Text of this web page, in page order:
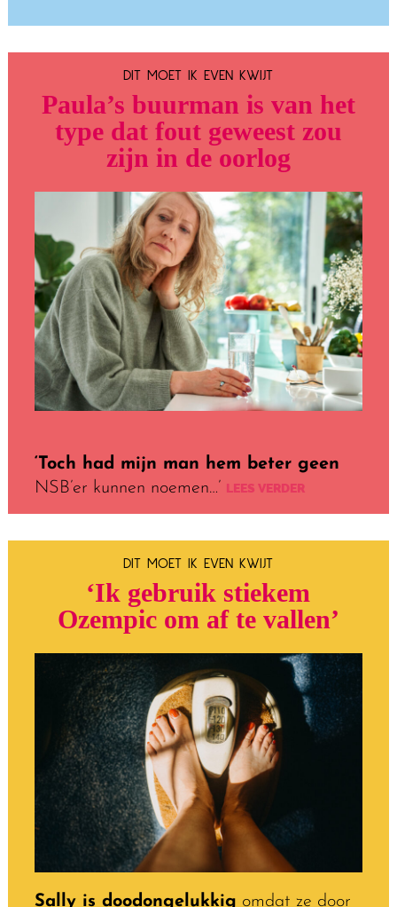
DIT MOET IK EVEN KWIJT
Paula’s buurman is van het
type dat fout geweest zou
zijn in de oorlog
‘Toch had mijn man hem beter geen
NSB’er kunnen noemen…’ LEES VERDER
DIT MOET IK EVEN KWIJT
‘Ik gebruik stiekem
Ozempic om af te vallen’
Sally is doodongelukkig omdat ze door